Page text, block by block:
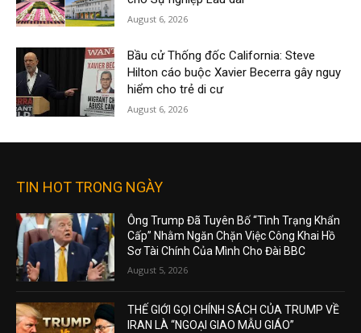
August 6, 2026
Bầu cử Thống đốc California: Steve
Hilton cáo buộc Xavier Becerra gây nguy
hiểm cho trẻ di cư
August 6, 2026
TIN HOT TRONG NGÀY
Ông Trump Đã Tuyên Bố “Tình Trạng Khẩn
Cấp” Nhằm Ngăn Chặn Việc Công Khai Hồ
Sơ Tài Chính Của Mình Cho Đài BBC
August 5, 2026
THẾ GIỚI GỌI CHÍNH SÁCH CỦA TRUMP VỀ
IRAN LÀ “NGOẠI GIAO MẪU GIÁO”